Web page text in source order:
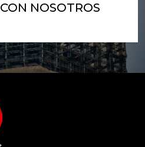
CON NOSOTROS